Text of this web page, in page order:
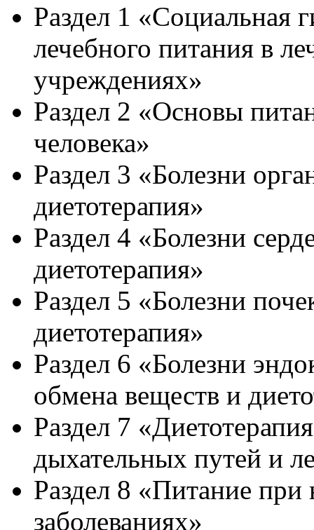
Раздел 1 «Социальная
лечебного питания в
учреждениях»
Раздел 2 «Основы
человека»
Раздел 3 «Болезни
диетотерапия»
Раздел 4 «Болезни
диетотерапия»
Раздел 5 «Болезни
диетотерапия»
Раздел 6 «Болезни
обмена веществ и
Раздел 7
дыхательных путей и
Раздел 8 «Питание при
заболеваниях»